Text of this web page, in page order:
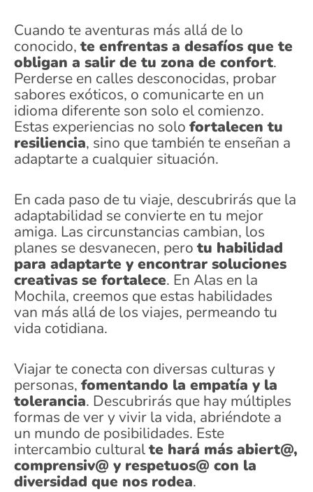
Cuando te aventuras más allá de lo
conocido,te enfrentas a desafíos que te
obligan a salir de tu zona de confort.
Perderse en calles desconocidas, probar
sabores exóticos, o comunicarte en un
idioma diferente son solo el comienzo.
Estas experiencias no solo fortalecen tu
resiliencia, sino que también te enseñan a
adaptarte a cualquier situación.
En cada paso de tu viaje, descubrirás que la
adaptabilidad se convierte en tu mejor
amiga. Las circunstancias cambian, los
planes se desvanecen, perotu habilidad
para adaptarte y encontrar soluciones
creativas se fortalece. En Alas en la
Mochila, creemos que estas habilidades
van más allá de los viajes, permeando tu
vida cotidiana.
Viajar te conecta con diversas culturas y
personas, fomentando la empatía y la
tolerancia. Descubrirás que hay múltiples
formas de ver y vivir la vida, abriéndote a
un mundo de posibilidades. Este
intercambio culturalte hará más abiert@,
comprensiv@ y respetuos@ con la
diversidad que nos rodea.